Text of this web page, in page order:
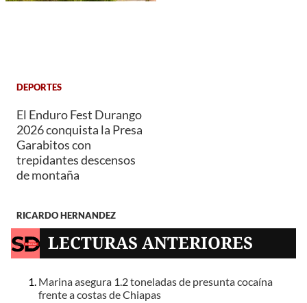
DEPORTES
El Enduro Fest Durango
2026 conquista la Presa
Garabitos con
trepidantes descensos
de montaña
RICARDO HERNANDEZ
LECTURAS ANTERIORES
Marina asegura 1.2 toneladas de presunta cocaína
frente a costas de Chiapas